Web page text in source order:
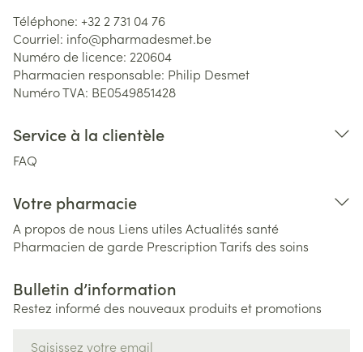
Téléphone: +32 2 731 04 76
Courriel: info@pharmadesmet.be
Numéro de licence: 220604
Pharmacien responsable: Philip Desmet
Numéro TVA: BE0549851428
Service à la clientèle
FAQ
Votre pharmacie
A propos de nous Liens utiles Actualités santé
Pharmacien de garde PrescriptionTarifs des soins
Bulletin d’information
Restez informé des nouveaux produits et promotions